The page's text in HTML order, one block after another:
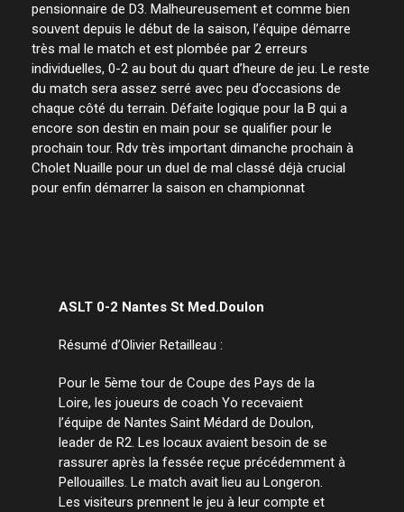
pensionnaire de D3. Malheureusement et comme bien
souvent depuis le début de la saison, l’équipe démarre
très mal le match et est plombée par 2 erreurs
individuelles, 0-2 au bout du quart d’heure de jeu. Le reste
du match sera assez serré avec peu d’occasions de
chaque côté du terrain. Défaite logique pour la B qui a
encore son destin en main pour se qualifier pour le
prochain tour. Rdv très important dimanche prochain à
Cholet Nuaille pour un duel de mal classé déjà crucial
pour enfin démarrer la saison en championnat
ASLT 0-2 Nantes St Med.Doulon
Résumé d’Olivier Retailleau :
Pour le 5ème tour de Coupe des Pays de la
Loire, les joueurs de coach Yo recevaient
l’équipe de Nantes Saint Médard de Doulon,
leader de R2. Les locaux avaient besoin de se
rassurer après la fessée reçue précédemment à
Pellouailles. Le match avait lieu au Longeron.
Les visiteurs prennent le jeu à leur compte et